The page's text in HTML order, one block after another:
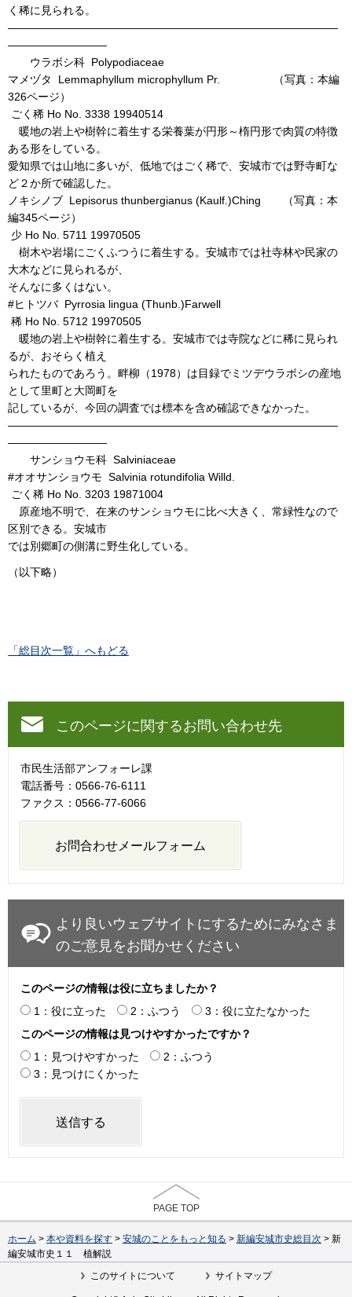
く稀に見られる。
――――――――――――――――――――――――――――――
―――――――――
ウラボシ科 Polypodiaceae
マメヅタ Lemmaphyllum microphyllum Pr. （写真：本編
326ページ）
ごく稀 Ho No. 3338 19940514
暖地の岩上や樹幹に着生する栄養葉が円形～楕円形で肉質の特徴
ある形をしている。
愛知県では山地に多いが、低地ではごく稀で、安城市では野寺町な
ど２か所で確認した。
ノキシノブ Lepisorus thunbergianus (Kaulf.)Ching （写真：本
編345ページ）
少 Ho No. 5711 19970505
樹木や岩場にごくふつうに着生する。安城市では社寺林や民家の
大木などに見られるが、
そんなに多くはない。
#ヒトツバ Pyrrosia lingua (Thunb.)Farwell
稀 Ho No. 5712 19970505
暖地の岩上や樹幹に着生する。安城市では寺院などに稀に見られ
るが、おそらく植え
られたものであろう。畔柳（1978）は目録でミツデウラボシの産地
として里町と大岡町を
記しているが、今回の調査では標本を含め確認できなかった。
――――――――――――――――――――――――――――――
―――――――――
サンショウモ科 Salviniaceae
#オオサンショウモ Salvinia rotundifolia Willd.
ごく稀 Ho No. 3203 19871004
原産地不明で、在来のサンショウモに比べ大きく、常緑性なので
区別できる。安城市
では別郷町の側溝に野生化している。
（以下略）
「総目次一覧」へもどる
このページに関するお問い合わせ先
市民生活部アンフォーレ課
電話番号：0566-76-6111
ファクス：0566-77-6066
より良いウェブサイトにするためにみなさま
のご意見をお聞かせください
このページの情報は役に立ちましたか？
1：役に立った
2：ふつう
3：役に立たなかった
このページの情報は見つけやすかったですか？
1：見つけやすかった
2：ふつう
3：見つけにくかった
PAGE TOP
ホーム > 本や資料を探す > 安城のことをもっと知る > 新編安城市史総目次 > 新
編安城市史１１ 植解説
このサイトについて
サイトマップ